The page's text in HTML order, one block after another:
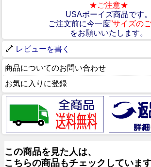
★ご注意★
USAボーイズ商品です。
ご注文前に今一度”サイズの
をお願いいたします。
レビューを書く
商品についてのお問い合わせ
お気に入りに登録
この商品を見た人は、
こちらの商品もチェックしています